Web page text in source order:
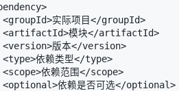
实际项目</groupId>
模块</artifactId>
版本</version>
依赖类型</type>
依赖范围</scope>
依赖是否可选</optional>